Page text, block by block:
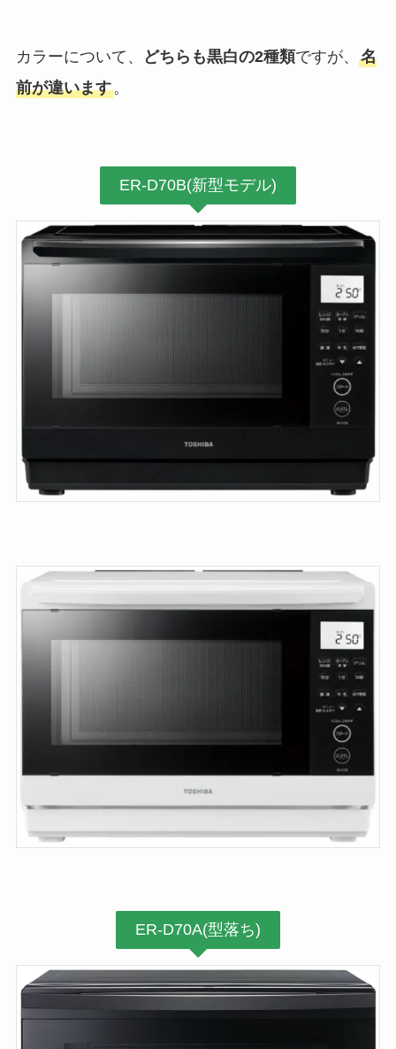
カラーについて、 どちらも黒白の2種類ですが、 名
前が違います。
ER-D70B(新型モデル)
ER-D70A(型落ち)